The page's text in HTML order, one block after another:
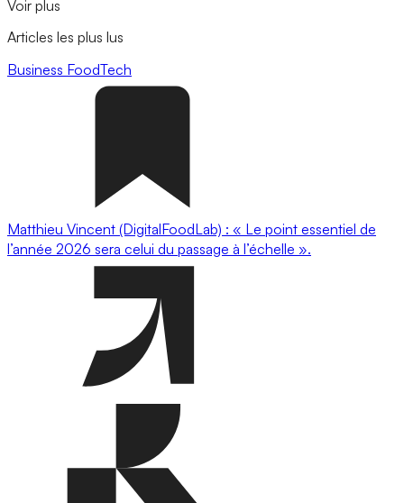
Voir plus
Articles les plus lus
Business FoodTech
Matthieu Vincent (DigitalFoodLab) : « Le point essentiel de
l’année 2026 sera celui du passage à l’échelle ».